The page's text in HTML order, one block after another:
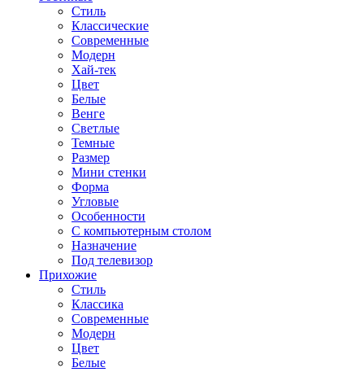
Стиль
Классические
Современные
Модерн
Хай-тек
Цвет
Белые
Венге
Светлые
Темные
Размер
Мини стенки
Форма
Угловые
Особенности
С компьютерным столом
Назначение
Под телевизор
Прихожие
Стиль
Классика
Современные
Модерн
Цвет
Белые